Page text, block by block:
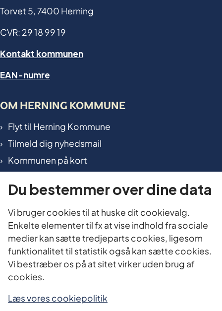
Torvet 5, 7400 Herning
CVR: 29 18 99 19
Kontakt kommunen
EAN-numre
OM HERNING KOMMUNE
Flyt til Herning Kommune
Tilmeld dig nyhedsmail
Kommunen på kort
International in Herning
TILGÆNGELIGHED OG DATA
Tilgængelighedserklæring
Cookies
Oplysningspligt
Personoplysninger
Planlæg dit besøg i Borgerservice
Du bestemmer over dine data
Vi bruger cookies til at huske dit cookievalg.
Enkelte elementer til fx at vise indhold fra sociale
medier kan sætte tredjeparts cookies, ligesom
funktionalitet til statistik også kan sætte cookies.
Vi bestræber os på at sitet virker uden brug af
cookies.
Læs vores cookiepolitik